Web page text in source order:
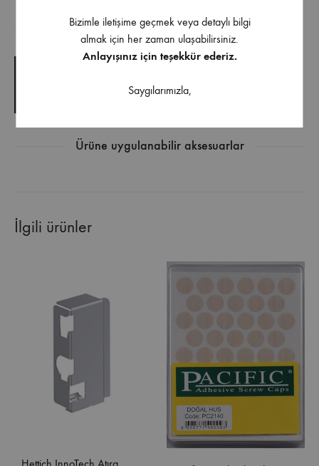
İndirilebilir İçerik
Ürüne uygulanabilir aksesuarlar
İlgili ürünler
Bizimle iletişime geçmek veya detaylı bilgi
almak için her zaman ulaşabilirsiniz.
Anlayışınız için teşekkür ederiz.
Saygılarımızla,